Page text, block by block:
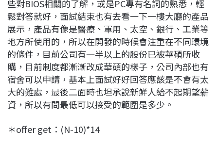
些對BIOS相關的了解，或是PC專有名詞的熟悉，輕
鬆對答就好，面試結束也有去看一下一樓大廳的產品
展示，產品有像是醫療、軍用、太空、銀行、工業等
地方所使用的，所以在開發的時候會注重在不同環境
的條件，目前公司有一半以上的股份已被華碩所收
購，目前制度都漸漸改成華碩的樣子，公司內部也有
宿舍可以申請，基本上面試好好回答應該是不會有太
大的難處，最後二面時也坦承說新鮮人給不起期望薪
資，所以有問最低可以接受的範圍是多少。
＊offer get：(N-10)*14